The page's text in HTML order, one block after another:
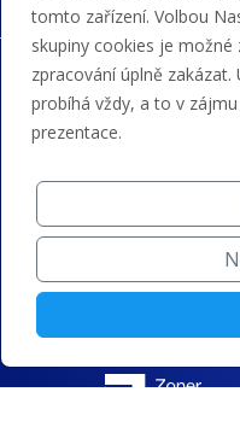
tomto zařízení. Volbou
skupiny cookies je
zpracování úplně
probíhá vždy, a to v
prezentace.